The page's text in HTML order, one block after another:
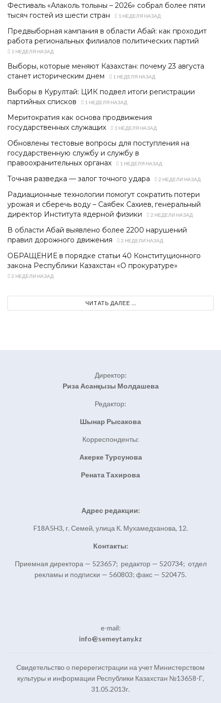
Фестиваль «Алаколь толқыны – 2026» собрал более пяти
тысяч гостей из шести стран
1 НЕДЕЛЯ НАЗАД
Предвыборная кампания в области Абай: как проходит
работа региональных филиалов политических партий
1 НЕДЕЛЯ НАЗАД
Выборы, которые меняют Казахстан: почему 23 августа
станет историческим днем
1 НЕДЕЛЯ НАЗАД
Выборы в Курултай: ЦИК подвел итоги регистрации
партийных списков
1 НЕДЕЛЯ НАЗАД
Меритократия как основа продвижения
государственных служащих
1 НЕДЕЛЯ НАЗАД
Обновлены тестовые вопросы для поступления на
государственную службу и службу в
правоохранительных органах
1 НЕДЕЛЯ НАЗАД
Точная разведка — залог точного удара 2 НЕДЕЛИ НАЗАД
Радиационные технологии помогут сократить потери
урожая и сберечь воду – Саябек Сахиев, генеральный
директор Института ядерной физики
2 НЕДЕЛИ НАЗАД
В области Абай выявлено более 2200 нарушений
правил дорожного движения
2 НЕДЕЛИ НАЗАД
ОБРАЩЕНИЕ в порядке статьи 40 Конституционного
закона Республики Казахстан «О прокуратуре»
2 НЕДЕЛИ НАЗАД
ЧИТАТЬ ДАЛЕЕ ...
Директор:
Риза Асанқызы Молдашева
Редактор:
Шынар Рысакова
Корреспонденты:
Акерке Турсунова
Рената Тахирова
Адрес редакции:
F18A5H3, г. Семей, улица К. Мухамедханова, 12.
Контакты:
Приемная директора — 523657; редактор — 520734; отдел
рекламы и подписки — 560803; факс — 520475.
e-mail:
info@semeytany.kz
Свидетельство о перерегистрации на учет Министерством
культуры и информации Республики Казахстан №13658-Г,
31.05.2013г.